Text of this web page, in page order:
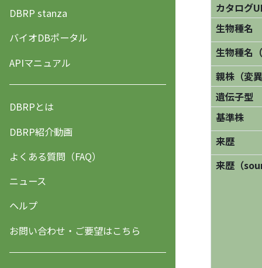
DBRP stanza
バイオDBポータル
APIマニュアル
DBRPとは
DBRP紹介動画
よくある質問（FAQ）
ニュース
ヘルプ
お問い合わせ・ご要望はこちら
カタログ
生物種名
生物種名
親株（変
遺伝子型
基準株
来歴
来歴（